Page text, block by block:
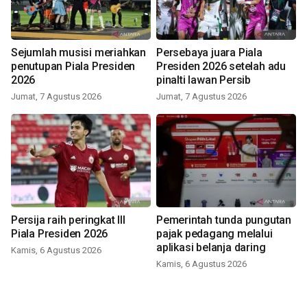
Sejumlah musisi meriahkan
penutupan Piala Presiden
2026
Jumat, 7 Agustus 2026
Persebaya juara Piala
Presiden 2026 setelah adu
pinalti lawan Persib
Jumat, 7 Agustus 2026
Persija raih peringkat III
Piala Presiden 2026
Kamis, 6 Agustus 2026
Pemerintah tunda pungutan
pajak pedagang melalui
aplikasi belanja daring
Kamis, 6 Agustus 2026